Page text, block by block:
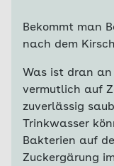
Bekommt man
nach dem
Was ist dran an
vermutlich auf
zuverlässig
Trinkwasser
Bakterien auf
Zuckergärung